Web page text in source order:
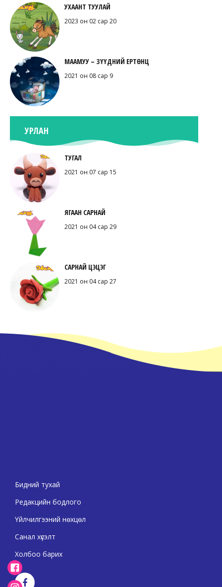
УХААНТ ТУУЛАЙ
2023 он 02 сар 20
МААМУУ – ЗҮҮДНИЙ ЕРТӨНЦ
2021 он 08 сар 9
УРЛАН
ТУГАЛ
2021 он 07 сар 15
ЯГААН САРНАЙ
2021 он 04 сар 29
САРНАЙ ЦЭЦЭГ
2021 он 04 сар 27
Бидний тухай
Редакцийн бодлого
Үйлчилгээний нөхцөл
Санал хүсэлт
Холбоо барих